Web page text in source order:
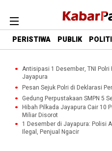
PERISTIWA PUBLIK
Antisipasi 1 Desember, TNI Polri
Jayapura
Pesan Sejuk Polri di Deklarasi
Gedung Perpustakaan SMPN 5
Hibah Pilkada Jayapura Cair 10
Miliar Disorot
1 Desember di Jayapura: Polisi
Ilegal, Penjual Ngacir